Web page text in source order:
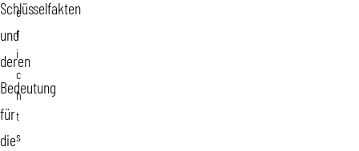
Schlüsselfakten
und
deren
Bedeutung
für
die
e
r
i
c
h
t
s